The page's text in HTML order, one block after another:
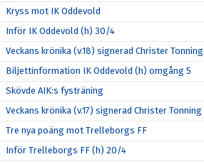
Kryss mot IK Oddevold
Inför IK Oddevold (h) 30/4
Veckans krönika (v.18) signerad Christer Tonning
Biljettinformation IK Oddevold (h) omgång 5
Skövde AIK:s fysträning
Veckans krönika (v.17) signerad Christer Tonning
Tre nya poäng mot Trelleborgs FF
Inför Trelleborgs FF (h) 20/4